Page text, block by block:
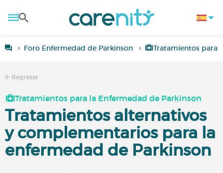
Foro Enfermedad de Parkinson Tratamientos para
Regresar
Tratamientos para la Enfermedad de Parkinson
Tratamientos alternativos
y complementarios para la
enfermedad de Parkinson